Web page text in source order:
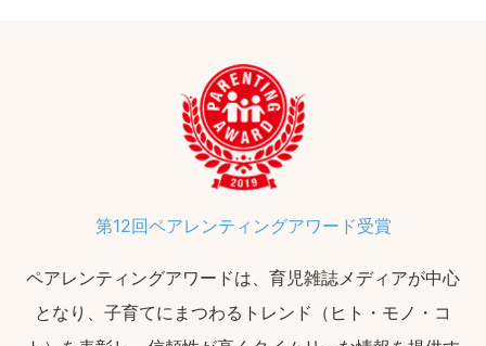
第12回ペアレンティングアワード受賞
ペアレンティングアワードは、育児雑誌メディアが中心
となり、子育てにまつわるトレンド（ヒト・モノ・コ